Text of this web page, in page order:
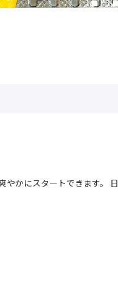
やかにスタートできます。 日